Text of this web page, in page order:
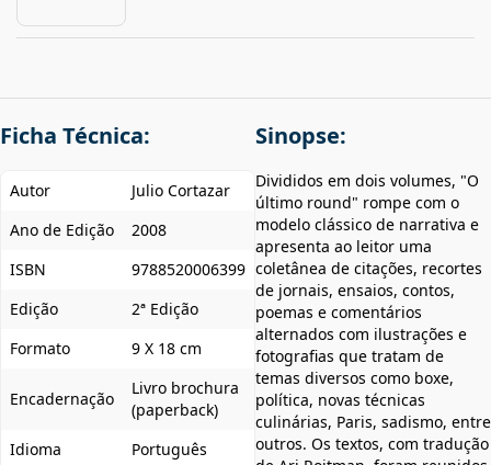
Ficha Técnica:
Autor
Julio Cortazar
Ano de Edição
2008
ISBN
9788520006399
Edição
2ª Edição
Formato
9 X 18 cm
Encadernação
Livro brochura
(paperback)
Idioma
Português
Sinopse:
Divididos em dois volumes, "O
último round" rompe com o
modelo clássico de narrativa e
apresenta ao leitor uma
coletânea de citações, recortes
de jornais, ensaios, contos,
poemas e comentários
alternados com ilustrações e
fotografias que tratam de
temas diversos como boxe,
política, novas técnicas
culinárias, Paris, sadismo, entre
outros. Os textos, com tradução